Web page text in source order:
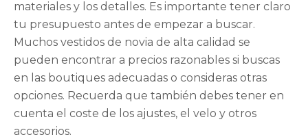
materiales y los detalles. Es importante tener claro
tu presupuesto antes de empezar a buscar.
Muchos vestidos de novia de alta calidad se
pueden encontrar a precios razonables si buscas
en las boutiques adecuadas o consideras otras
opciones. Recuerda que también debes tener en
cuenta el coste de los ajustes, el velo y otros
accesorios.